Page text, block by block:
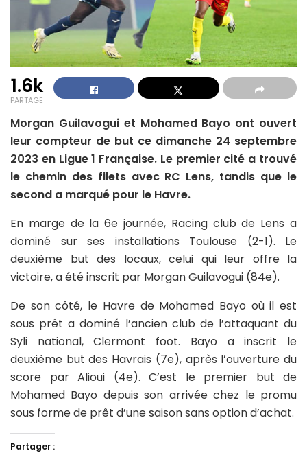
1.6k
PARTAGE
Morgan Guilavogui et Mohamed Bayo ont ouvert
leur compteur de but ce dimanche 24 septembre
2023 en Ligue 1 Française. Le premier cité a trouvé
le chemin des filets avec RC Lens, tandis que le
second a marqué pour le Havre.
En marge de la 6e journée, Racing club de Lens a
dominé sur ses installations Toulouse (2-1). Le
deuxième but des locaux, celui qui leur offre la
victoire, a été inscrit par Morgan Guilavogui (84e).
De son côté, le Havre de Mohamed Bayo où il est
sous prêt a dominé l’ancien club de l’attaquant du
Syli national, Clermont foot. Bayo a inscrit le
deuxième but des Havrais (7e), après l’ouverture du
score par Alioui (4e). C’est le premier but de
Mohamed Bayo depuis son arrivée chez le promu
sous forme de prêt d’une saison sans option d’achat.
Partager :